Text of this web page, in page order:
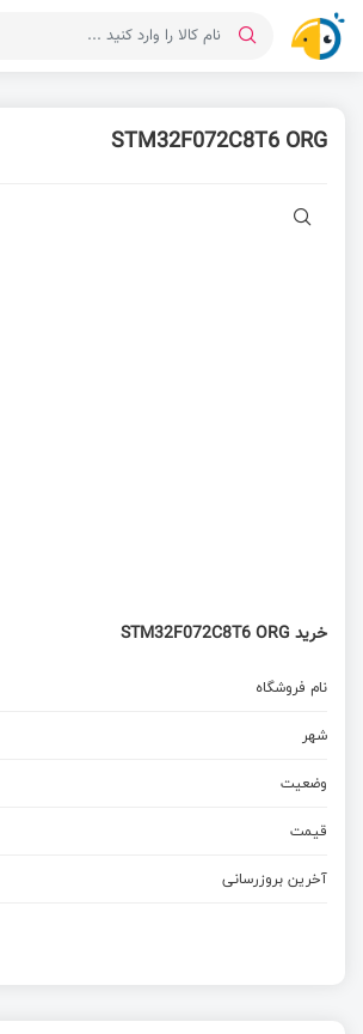
STM32F072C8T6 ORG
خرید STM32F072C8T6 ORG
نام فروشگاه
شهر
وضعیت
قیمت
آخرین بروزرسانی